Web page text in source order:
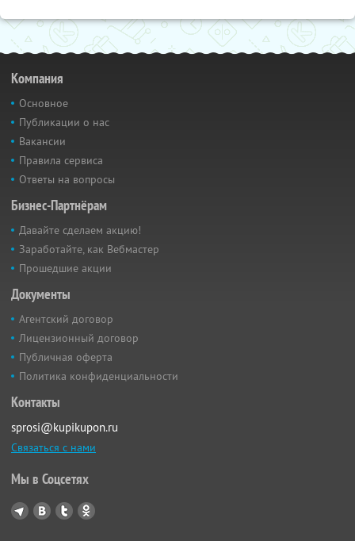
Компания
Основное
Публикации о нас
Вакансии
Правила сервиса
Ответы на вопросы
Бизнес-Партнёрам
Давайте сделаем акцию!
Заработайте, как Вебмастер
Прошедшие акции
Документы
Агентский договор
Лицензионный договор
Публичная оферта
Политика конфиденциальности
Контакты
sprosi@kupikupon.ru
Связаться с нами
Мы в Соцсетях